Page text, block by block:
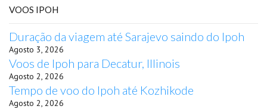
VOOS IPOH
Duração da viagem até Sarajevo saindo do Ipoh
Agosto 3, 2026
Voos de Ipoh para Decatur, Illinois
Agosto 2, 2026
Tempo de voo do Ipoh até Kozhikode
Agosto 2, 2026